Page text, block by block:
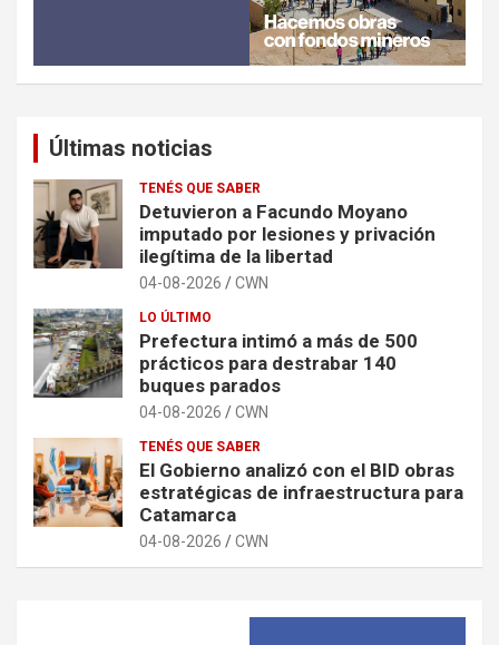
Últimas noticias
TENÉS QUE SABER
Detuvieron a Facundo Moyano
imputado por lesiones y privación
ilegítima de la libertad
04-08-2026 CWN
LO ÚLTIMO
Prefectura intimó a más de 500
prácticos para destrabar 140
buques parados
04-08-2026 CWN
TENÉS QUE SABER
El Gobierno analizó con el BID obras
estratégicas de infraestructura para
Catamarca
04-08-2026 CWN